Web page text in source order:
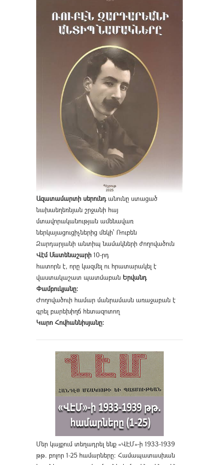
Ազատամարտի սերունդանունը ստացած
նախաեղեռնյան շրջանի հայ
մտավորականության ամենավառ
ներկայացուցիչներից մեկի՝ Ռուբեն
Զարդարյանի անտիպ նամակների ժողովածուն
Վէմ Մատենաշարի 10-րդ
հատորն է, որը կազմել ու հրատարակել է
վաստակաշատ պատմաբան Երվանդ
Փամբուկյանը։
Ժողովածուի համար մանրամասն առաջաբան է
գրել բարեխիղճ հետազոտող
Կարո Հովհաննիսյանը։
Մեր կայքում տեղադրել ենք «ՎԷՄ»-ի 1933-1939
թթ. բոլոր 1-25 համարները։ Համապատասխան